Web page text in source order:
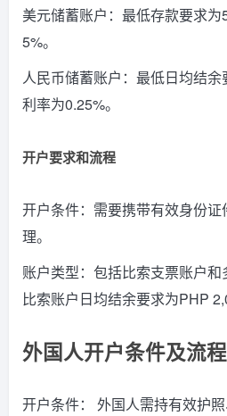
美元储蓄账户：最低存款要求
5%。
人民币储蓄账户：最低日均结
利率为0.25%。
开户要求和流程
开户条件：需要携带有效身份
理。
账户类型：包括比索支票账户和
比索账户日均结余要求为PHP
外国人开户条件及流程
开户条件： 外国人需持有效护